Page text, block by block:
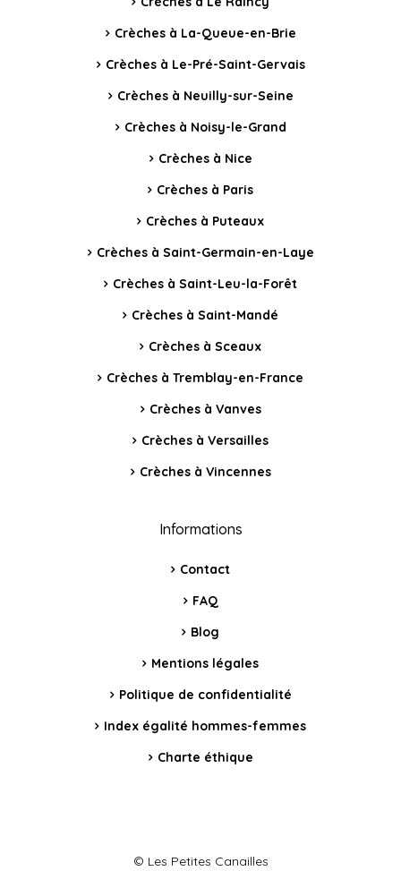
Crèches à La-Queue-en-Brie
Crèches à Le-Pré-Saint-Gervais
Crèches à Neuilly-sur-Seine
Crèches à Noisy-le-Grand
Crèches à Nice
Crèches à Paris
Crèches à Puteaux
Crèches à Saint-Germain-en-Laye
Crèches à Saint-Leu-la-Forêt
Crèches à Saint-Mandé
Crèches à Sceaux
Crèches à Tremblay-en-France
Crèches à Vanves
Crèches à Versailles
Crèches à Vincennes
Informations
Contact
FAQ
Blog
Mentions légales
Politique de confidentialité
Index égalité hommes-femmes
Charte éthique
© Les Petites Canailles